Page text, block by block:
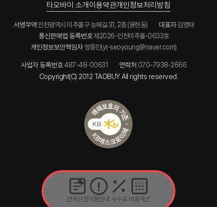
견적신청이용안내 수수료 비용계산
타오바이 소개이용약관개인정보처리방침
서영무역 인천광역시 미추홀구 능해길 31, 2층 (용현동) 대표자김영태
통신판매업 등록번호제2026-인천미추홀-0633호
개인정보보안책임자 양종민(yt-seoyoung@naver.com)
사업자 등록번호487-48-00631 연락처 070-7938-2666
Copyright(C) 2012 TAOBUY All rights reserved.